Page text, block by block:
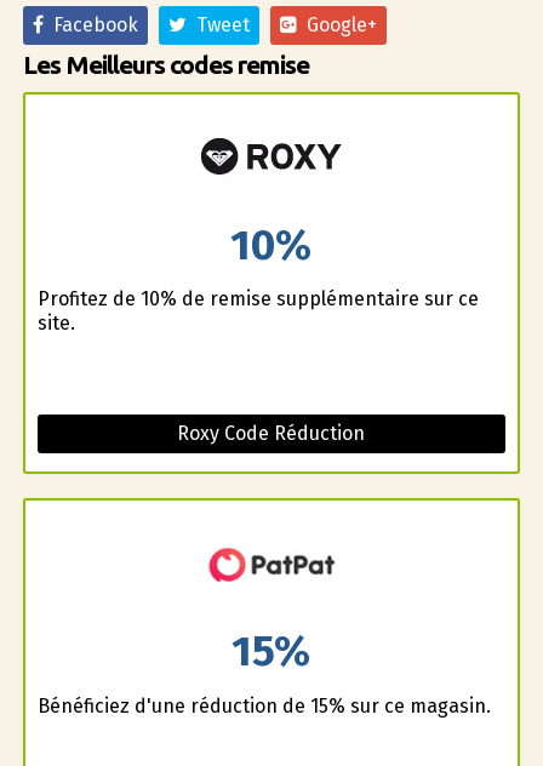
Facebook
Tweet Google+
Les Meilleurs codes remise
10%
Profitez de 10% de remise supplémentaire sur ce
site.
Roxy Code Réduction
15%
Bénéficiez d'une réduction de 15% sur ce magasin.